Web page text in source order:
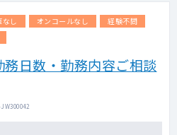
なし オンコールなし
経験不問
日数・勤務内容ご相談